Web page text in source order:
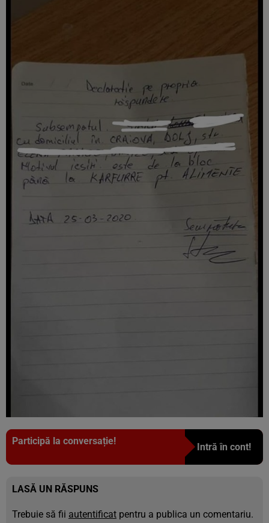
Participă la conversație!
Intră în cont!
LASĂ UN RĂSPUNS
Trebuie să fii autentificat pentru a publica un comentariu.